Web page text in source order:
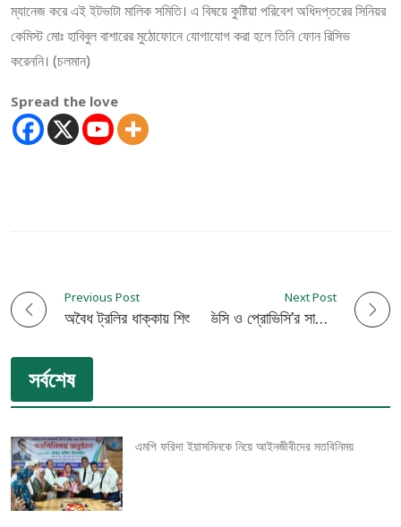
ম্যানেজ করে এই ইটভাটা মালিক সমিতি। এ বিষয়ে কুষ্টিয়া পরিবেশ অধিদপ্তরের সিনিয়র
কেমিস্ট মোঃ হাবিবুল বাশারের মুঠোফোনে যোগাযোগ করা হলে তিনি ফোন রিসিভ
করেননি। (চলমান)
Spread the love
P
o
s
t
n
a
Previous Post
অবৈধ ট্রলির ধাক্কায় শিশু মৃত্যুর ঘটনায় কঠোর আন্দোলনের ঘোষণা দিলেন শাহারিয়া ইমন রুবেল
Next Post
ইসলামী বিশ্ববিদ্যালয়ের ভিসি ও প্রোভিসি’র সাথে পদ বঞ্চিত বিএনপি নেতৃবৃন্দের বৈঠক
সর্বশেষ
এমপি ফরিদা ইয়াসমিনকে নিয়ে আইনজীবীদের মতবিনিময়